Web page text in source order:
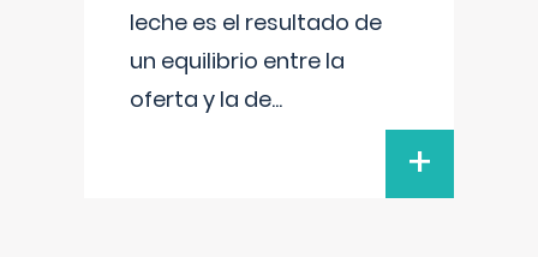
leche es el resultado de
un equilibrio entre la
oferta y la de...
+